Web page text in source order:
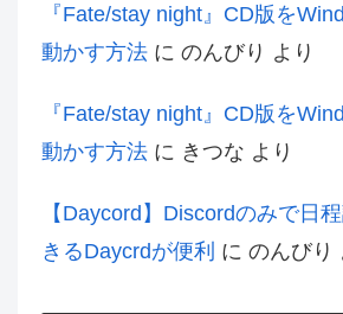
『Fate/stay night』CD版を
動かす方法 に のんびり より
『Fate/stay night』CD版を
動かす方法 に きつな より
【Daycord】Discordのみで日
きるDaycrdが便利 に のんびり